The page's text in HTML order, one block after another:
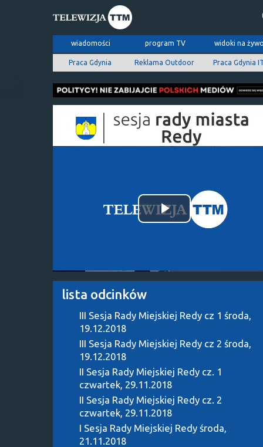
wiadomości program TV widoki na
Praca Gdynia Reklama Outdoor Praca Gdynia
Odtwórz
lista odcinków
III Sesja Rady Miejskiej Redy cz 1 środa,
19.12.2018
III Sesja Rady Miejskiej Redy cz 2 środa,
19.12.2018
II Sesja Rady Miejskiej Redy cz. 1
czwartek, 29.11.2018
II Sesja Rady Miejskiej Redy cz. 2
czwartek, 29.11.2018
I Sesja Rady Miejskiej Redy środa,
21.11.2018